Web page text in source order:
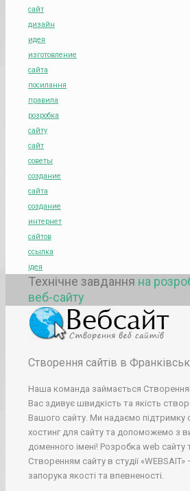
сайт
дизайн
идея
изготовление
сайта
посилання
правила
розробка
сайту
сайт
советы
создание
сайта
создание
интернет
сайтов
ссылка
ідея
Технічне завдання на
веб-сайту
Створення сайтів в
Наша команда займається
Вас здивує швидкість та якість
Вашого сайту. Ми надаємо підтримку
хостинг для сайту та допоможемо з
доменного імені! Розробка web сайту
Створенням сайту в студії «WEBSAIT»
запорука якості та впевненості.